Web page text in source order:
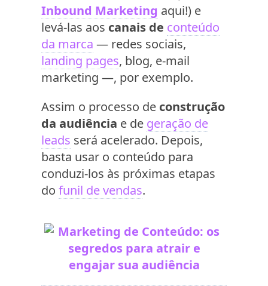
Inbound Marketing aqui!) e
levá-las aos canais de conteúdo
da marca — redes sociais,
landing pages, blog, e-mail
marketing —, por exemplo.
Assim o processo de construção
da audiência e de geração de
leads será acelerado. Depois,
basta usar o conteúdo para
conduzi-los às próximas etapas
do funil de vendas.